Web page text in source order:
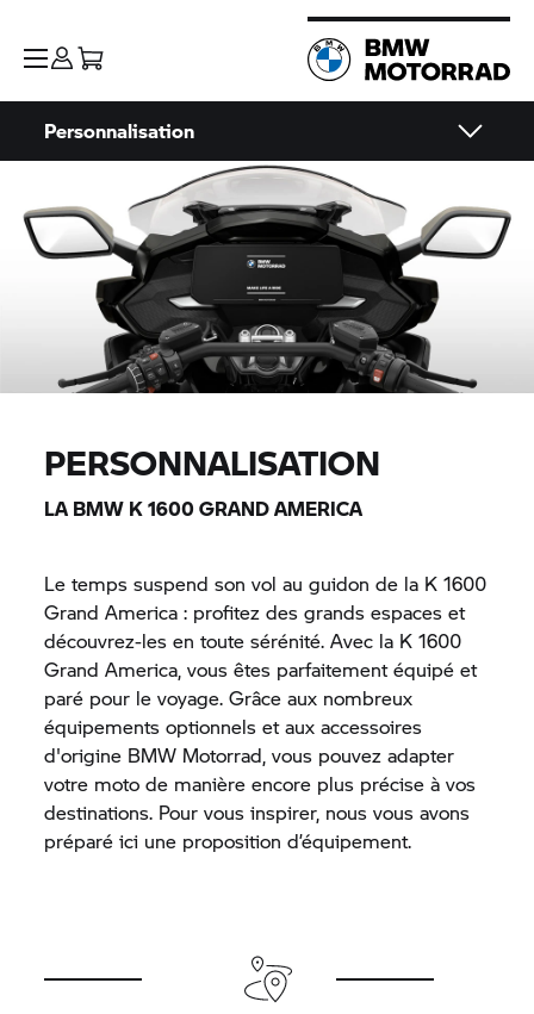
Personnalisation
PERSONNALISATION
LA BMW K 1600 GRAND AMERICA
Le temps suspend son vol au guidon de la K 1600
Grand America : profitez des grands espaces et
découvrez-les en toute sérénité. Avec la K 1600
Grand America, vous êtes parfaitement équipé et
paré pour le voyage. Grâce aux nombreux
équipements optionnels et aux accessoires
d'origine BMW Motorrad, vous pouvez adapter
votre moto de manière encore plus précise à vos
destinations. Pour vous inspirer, nous vous avons
préparé ici une proposition d’équipement.